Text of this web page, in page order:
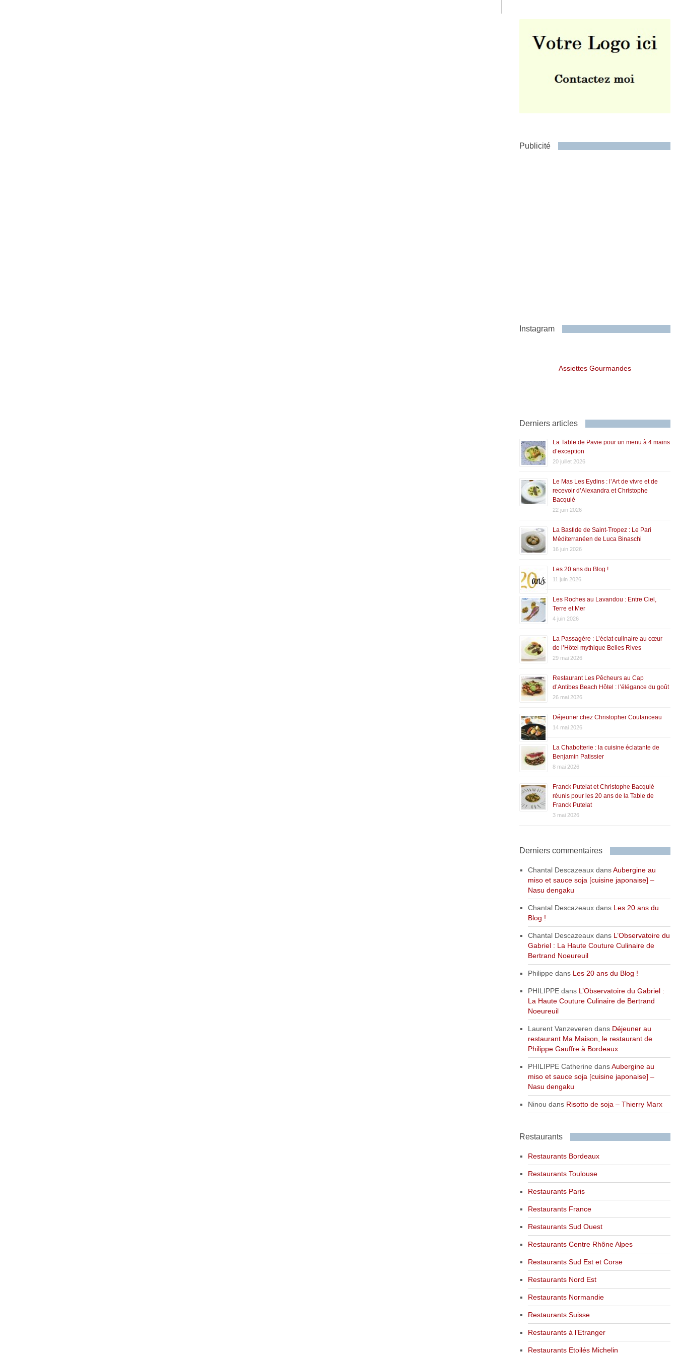
Publicité
Instagram
Assiettes Gourmandes
Derniers articles
La Table de Pavie pour un menu à 4 mains
d’exception
20 juillet 2026
Le Mas Les Eydins : l’Art de vivre et de
recevoir d’Alexandra et Christophe
Bacquié
22 juin 2026
La Bastide de Saint-Tropez : Le Pari
Méditerranéen de Luca Binaschi
16 juin 2026
Les 20 ans du Blog !
11 juin 2026
Les Roches au Lavandou : Entre Ciel,
Terre et Mer
4 juin 2026
La Passagère : L’éclat culinaire au cœur
de l’Hôtel mythique Belles Rives
29 mai 2026
Restaurant Les Pêcheurs au Cap
d’Antibes Beach Hôtel : l’élégance du goût
26 mai 2026
Déjeuner chez Christopher Coutanceau
14 mai 2026
La Chabotterie : la cuisine éclatante de
Benjamin Patissier
8 mai 2026
Franck Putelat et Christophe Bacquié
réunis pour les 20 ans de la Table de
Franck Putelat
3 mai 2026
Derniers commentaires
Chantal DescazeauxdansAubergine au
miso et sauce soja [cuisine japonaise] –
Nasu dengaku
Chantal Descazeauxdans Les 20 ans du
Blog !
Chantal Descazeauxdans L’Observatoire du
Gabriel : La Haute Couture Culinaire de
Bertrand Noeureuil
Philippe dans Les 20 ans du Blog !
PHILIPPEdans L’Observatoire du Gabriel :
La Haute Couture Culinaire de Bertrand
Noeureuil
Laurent Vanzeveren dans Déjeuner au
restaurant Ma Maison, le restaurant de
Philippe Gauffre à Bordeaux
PHILIPPE Catherine dansAubergine au
miso et sauce soja [cuisine japonaise] –
Nasu dengaku
Ninou dans Risotto de soja – Thierry Marx
Restaurants
Restaurants Bordeaux
Restaurants Toulouse
Restaurants Paris
Restaurants France
Restaurants Sud Ouest
Restaurants Centre Rhône Alpes
Restaurants Sud Est et Corse
Restaurants Nord Est
Restaurants Normandie
Restaurants Suisse
Restaurants à l’Etranger
Restaurants Etoilés Michelin